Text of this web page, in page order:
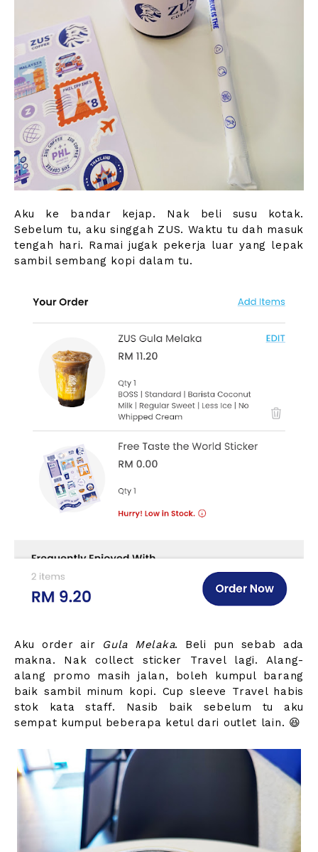
Aku ke bandar kejap. Nak beli susu kotak.
Sebelum tu, aku singgah ZUS. Waktu tu dah masuk
tengah hari. Ramai jugak pekerja luar yang lepak
sambil sembang kopi dalam tu.
Aku order air Gula Melaka. Beli pun sebab ada
makna. Nak collect sticker Travel lagi. Alang-
alang promo masih jalan, boleh kumpul barang
baik sambil minum kopi. Cup sleeve Travel habis
stok kata staff. Nasib baik sebelum tu aku
sempat kumpul beberapa ketul dari outlet lain. 😆